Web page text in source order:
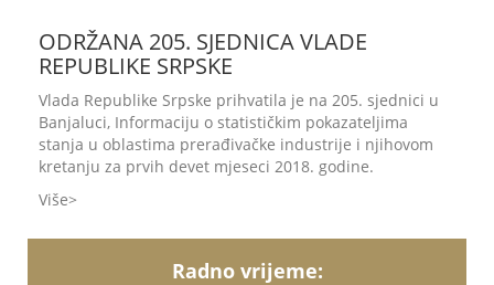
ODRŽANA 205. SJEDNICA VLADE
REPUBLIKE SRPSKE
Vlada Republike Srpske prihvatila je na 205. sjednici u
Banjaluci, Informaciju o statističkim pokazateljima
stanja u oblastima prerađivačke industrije i njihovom
kretanju za prvih devet mjeseci 2018. godine.
Više
Radno vrijeme: